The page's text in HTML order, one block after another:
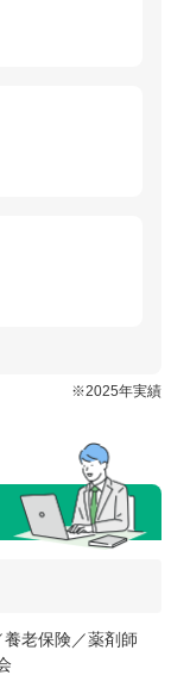
※2025年実績
老保険／薬剤師